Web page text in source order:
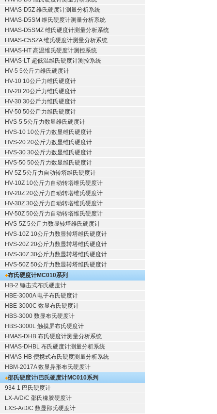
HMAS-D5Z 维氏硬度计测量分析系统
HMAS-D5SM 维氏硬度计测量分析系统
HMAS-D5SMZ 维氏硬度计测量分析系统
HMAS-C5SZA 维氏硬度计测量分析系统
HMAS-HT 高温维氏硬度计测控系统
HMAS-LT 超低温维氏硬度计测控系统
HV-5 5公斤力维氏硬度计
HV-10 10公斤力维氏硬度计
HV-20 20公斤力维氏硬度计
HV-30 30公斤力维氏硬度计
HV-50 50公斤力维氏硬度计
HVS-5 5公斤力数显维氏硬度计
HVS-10 10公斤力数显维氏硬度计
HVS-20 20公斤力数显维氏硬度计
HVS-30 30公斤力数显维氏硬度计
HVS-50 50公斤力数显维氏硬度计
HV-5Z 5公斤力自动转塔维氏硬度计
HV-10Z 10公斤力自动转塔维氏硬度计
HV-20Z 20公斤力自动转塔维氏硬度计
HV-30Z 30公斤力自动转塔维氏硬度计
HV-50Z 50公斤力自动转塔维氏硬度计
HVS-5Z 5公斤力数显转塔维氏硬度计
HVS-10Z 10公斤力数显转塔维氏硬度计
HVS-20Z 20公斤力数显转塔维氏硬度计
HVS-30Z 30公斤力数显转塔维氏硬度计
HVS-50Z 50公斤力数显转塔维氏硬度计
布氏硬度计MC010系列
HB-2 锤击式布氏硬度计
HBE-3000A 电子布氏硬度计
HBE-3000C 数显布氏硬度计
HBS-3000 数显布氏硬度计
HBS-3000L 触摸屏布氏硬度计
HMAS-DHB 布氏硬度计测量分析系统
HMAS-DHBL 布氏硬度计测量分析系统
HMAS-HB 便携式布氏硬度测量分析系统
HBM-2017A 数显异形布氏硬度计
邵氏硬度计/巴氏硬度计MC010系列
934-1 巴氏硬度计
LX-A/D/C 邵氏橡胶硬度计
LXS-A/D/C 数显邵氏硬度计